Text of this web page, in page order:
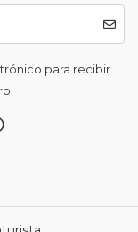
para recibir